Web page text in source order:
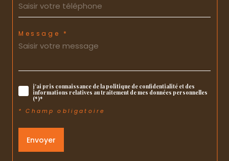
Message *
j'ai pris connaissance de la politique de confidentialité et des
informations relatives au traitement de mes données personnelles
(*)*
* Champ obligatoire
Envoyer